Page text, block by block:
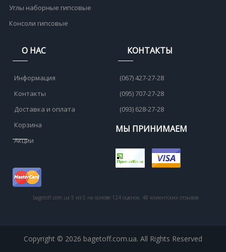
Углы наборные гипсовые
Консоли гипсовые
О НАС
Информация
Контакты
Доставка и оплата
Корзина
Акции
КОНТАКТЫ
(067) 427-27-28
(095) 707-27-28
(093) 628-27-28
МЫ ПРИНИМАЕМ
bagetoff.com.ua 5 из 5 на основе 124 оценок. 48 клиентских отзывов
Copyright © 2026 bagetoff.com.ua. All Rights Reserved